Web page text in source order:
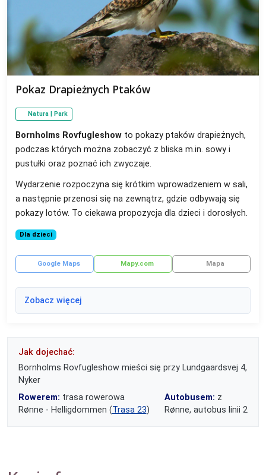
Pokaz Drapieżnych Ptaków
Natura | Park
Bornholms Rovfugleshow to pokazy ptaków drapieżnych,
podczas których można zobaczyć z bliska m.in. sowy i
pustułki oraz poznać ich zwyczaje.
Wydarzenie rozpoczyna się krótkim wprowadzeniem w sali,
a następnie przenosi się na zewnątrz, gdzie odbywają się
pokazy lotów. To ciekawa propozycja dla dzieci i dorosłych.
Dla dzieci
Google Maps Mapy.com Mapa
Zobacz więcej
Jak dojechać:
Bornholms Rovfugleshow mieści się przy Lundgaardsvej 4,
Nyker
Rowerem: trasa rowerowa
Rønne - Helligdommen (Trasa 23)
Autobusem: z
Rønne, autobus linii 2